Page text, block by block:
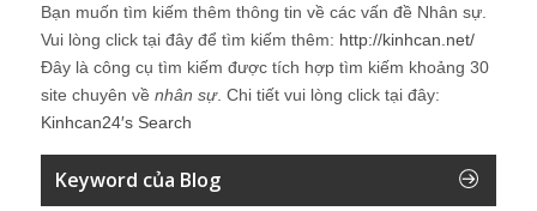
Bạn muốn tìm kiếm thêm thông tin về các vấn đề Nhân sự
Vui lòng click tại đây để tìm kiếm thêm: http://kinhcan.net/
Đây là công cụ tìm kiếm được tích hợp tìm kiếm khoảng 30
site chuyên về nhân sự. Chi tiết vui lòng click tại đây:
Kinhcan24′s Search
Keyword của Blog